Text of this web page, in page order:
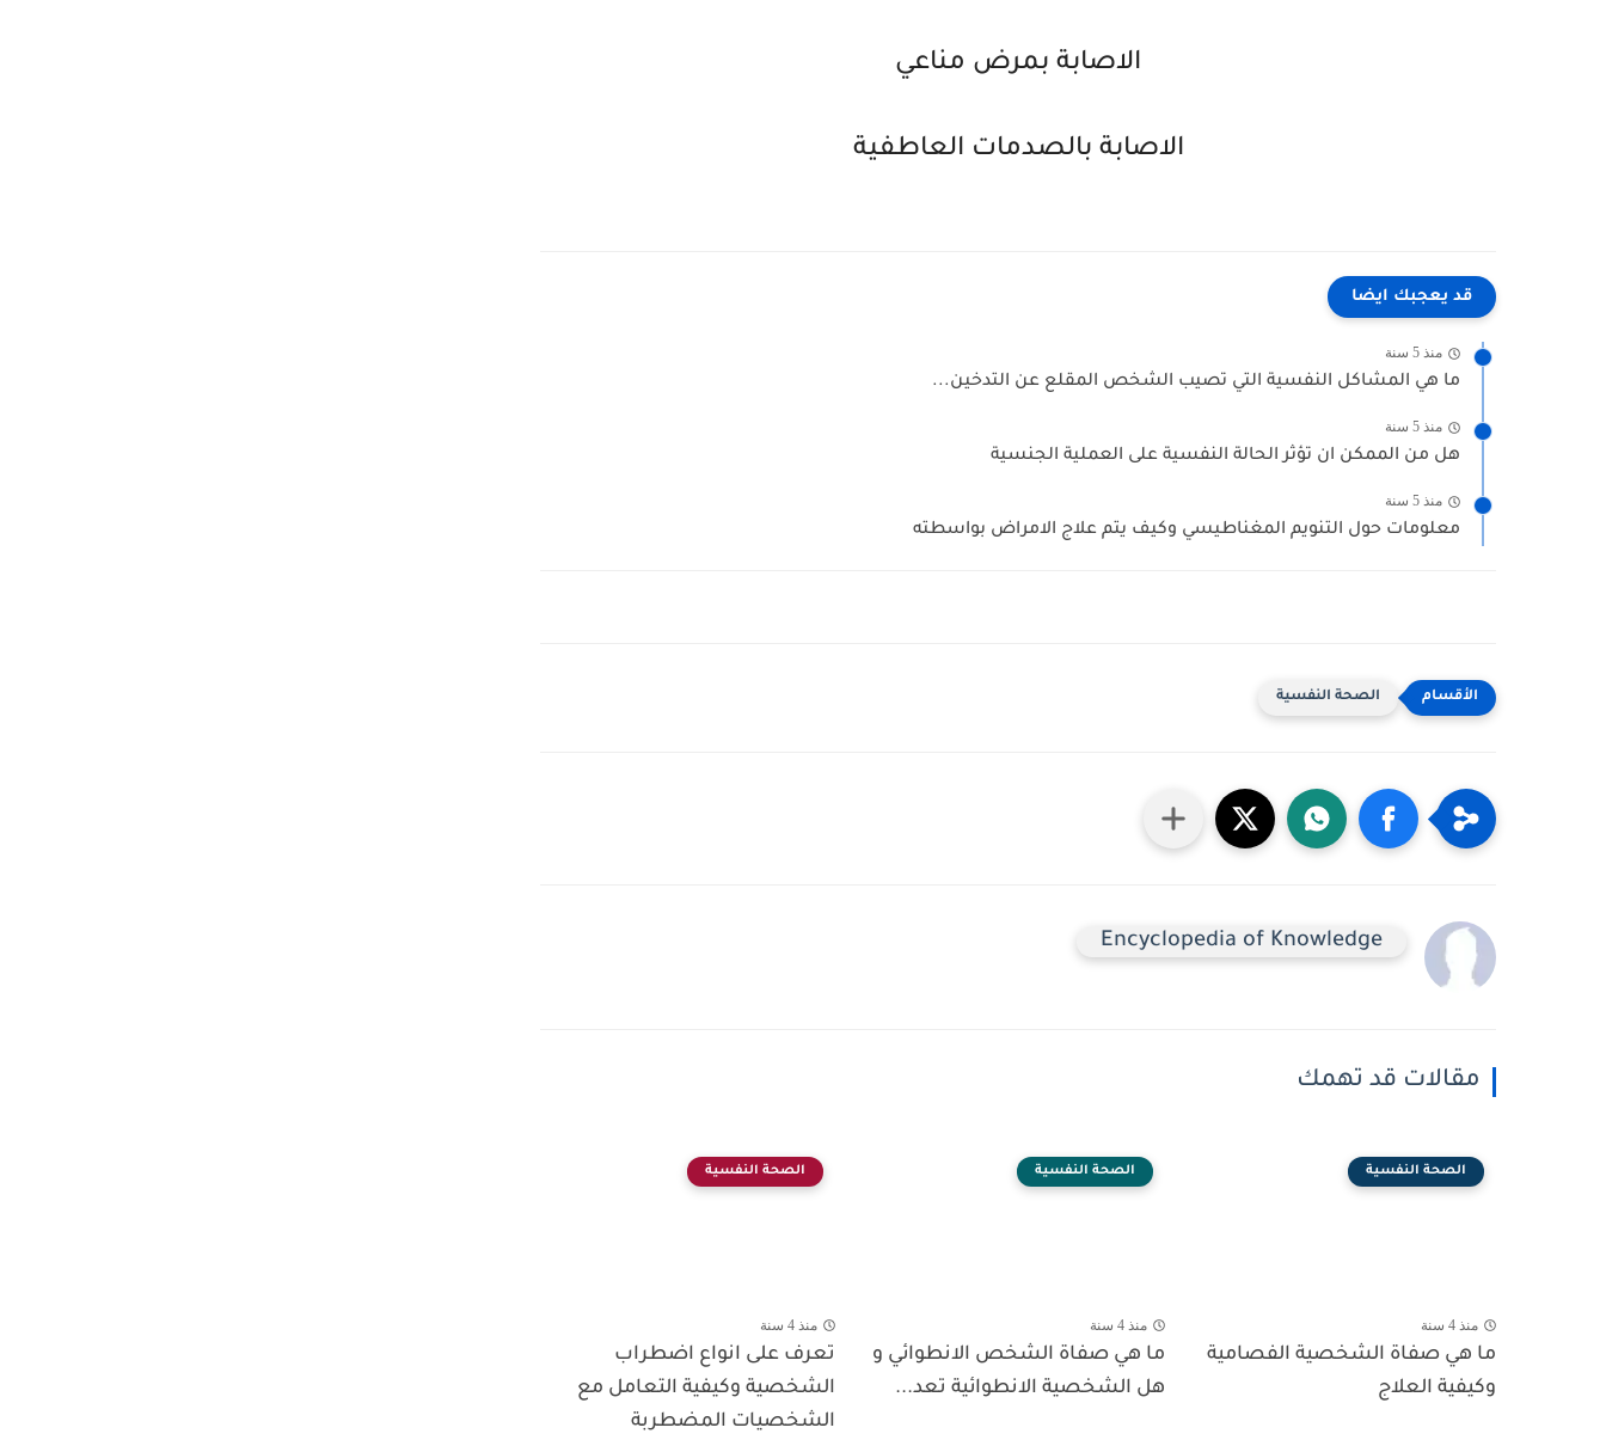
الاصابة بمرض مناعي
الاصابة بالصدمات العاطفية
قد يعجبك ايضا
منذ 5 سنة
ما هي المشاكل النفسية التي تصيب الشخص المقلع عن التدخين...
منذ 5 سنة
هل من الممكن ان تؤثر الحالة النفسية على العملية الجنسية
منذ 5 سنة
معلومات حول التنويم المغناطيسي وكيف يتم علاج الامراض بواسطته
الصحة النفسية
Encyclopedia of Knowledge
مقالات قد تهمك
الصحة النفسية
منذ 4 سنة
ما هي صفاة الشخصية الفصامية
وكيفية العلاج
الصحة النفسية
منذ 4 سنة
ما هي صفاة الشخص الانطوائي و
هل الشخصية الانطوائية تعد...
الصحة النفسية
منذ 4 سنة
تعرف على انواع اضطراب
الشخصية وكيفية التعامل مع
الشخصيات المضطربة